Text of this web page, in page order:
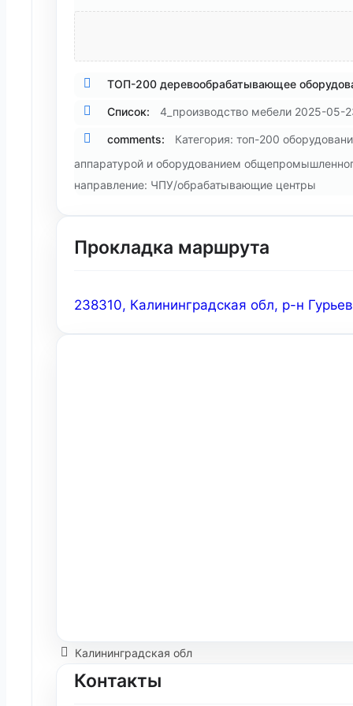
ТОП-200 деревообрабатывающее
Список: 4_производство мебели 2025-05-
comments:
Категория: топ-200
аппаратурой и оборудованием
направление: ЧПУ/обрабатывающие центры
Прокладка маршрута
238310, Калининградская обл, р-н
Калининградская обл
Контакты